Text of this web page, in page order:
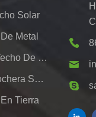
Solar
Metal
Sistemas De Montaje De Techo De Hojalata Fotovoltaica
Soporte De Montaje De Cochera Solar Residencial
Tierra